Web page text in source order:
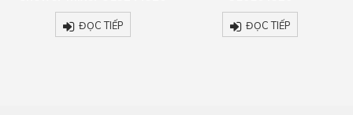
ĐỌC TIẾP ĐỌC TIẾP